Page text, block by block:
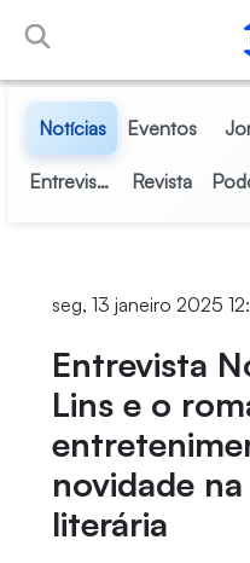
Pular para o Conteúdo
Notícias Eventos
Entrevistas Revista
seg, 13 janeiro 2025
Entrevista
Lins e o
novidade
literária